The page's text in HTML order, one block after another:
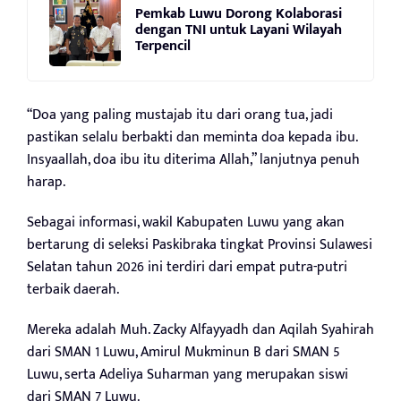
Pemkab Luwu Dorong Kolaborasi
dengan TNI untuk Layani Wilayah
Terpencil
“Doa yang paling mustajab itu dari orang tua, jadi
pastikan selalu berbakti dan meminta doa kepada ibu.
Insyaallah, doa ibu itu diterima Allah,” lanjutnya penuh
harap.
Sebagai informasi, wakil Kabupaten Luwu yang akan
bertarung di seleksi Paskibraka tingkat Provinsi Sulawesi
Selatan tahun 2026 ini terdiri dari empat putra-putri
terbaik daerah.
Mereka adalah Muh. Zacky Alfayyadh dan Aqilah Syahirah
dari SMAN 1 Luwu, Amirul Mukminun B dari SMAN 5
Luwu, serta Adeliya Suharman yang merupakan siswi
dari SMAN 7 Luwu.